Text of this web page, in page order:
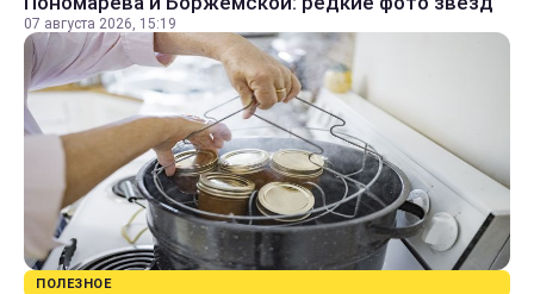
07 августа 2026, 15:19
ПОЛЕЗНОЕ